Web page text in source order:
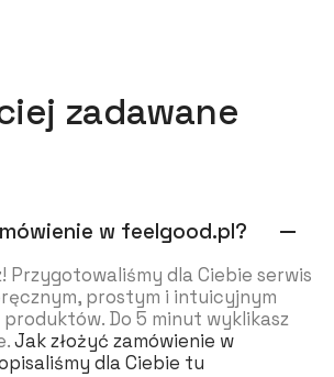
zadawane
w feelgood.pl? remove
Przygotowaliśmy dla Ciebie serwis
prostym i intuicyjnym
Do 5 minut wyklikasz
Jak złożyć zamówienie w
dla Ciebie tu